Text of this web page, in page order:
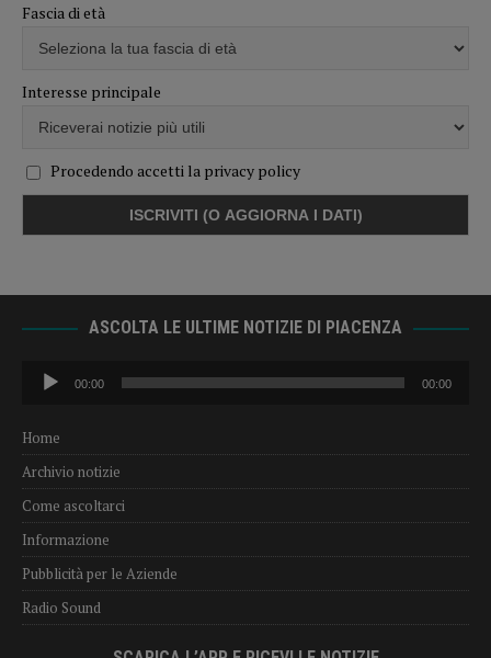
Fascia di età
Interesse principale
Procedendo accetti la privacy policy
ASCOLTA LE ULTIME NOTIZIE DI PIACENZA
Audio
Player
00:00 00:00
Home
Archivio notizie
Come ascoltarci
Informazione
Pubblicità per le Aziende
Radio Sound